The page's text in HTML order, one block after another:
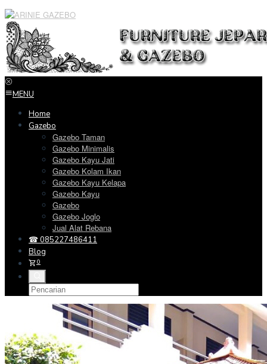
Loncat
ke
konten
MENU
Home
Gazebo
Gazebo Taman
Gazebo Minimalis
Gazebo Kayu Jati
Gazebo Kolam Ikan
Gazebo Kayu Kelapa
Gazebo Kayu
Gazebo
Gazebo Joglo
Jual Alat Rebana
☎ 085227486411
Blog
0